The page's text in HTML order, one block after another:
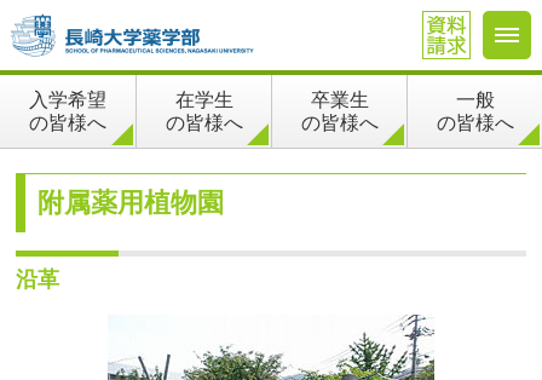
入学希望
の皆様へ
在学生
の皆様へ
卒業生
の皆様へ
一般
の皆様へ
附属薬用植物園
沿革